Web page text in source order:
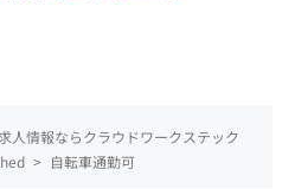
人情報ならクラウドワークステック
> 自転車通勤可